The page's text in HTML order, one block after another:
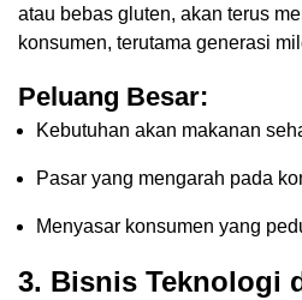
atau bebas gluten, akan terus
konsumen, terutama generasi
Peluang Besar:
Kebutuhan akan makanan
Pasar yang mengarah pada
Menyasar konsumen yang
3. Bisnis Teknologi